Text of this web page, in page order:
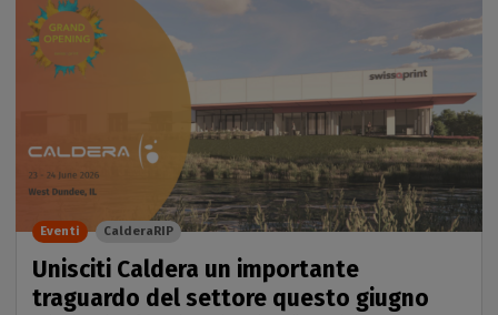
Unisciti Caldera un importante
traguardo del settore questo giugno
Eventi CalderaRIP